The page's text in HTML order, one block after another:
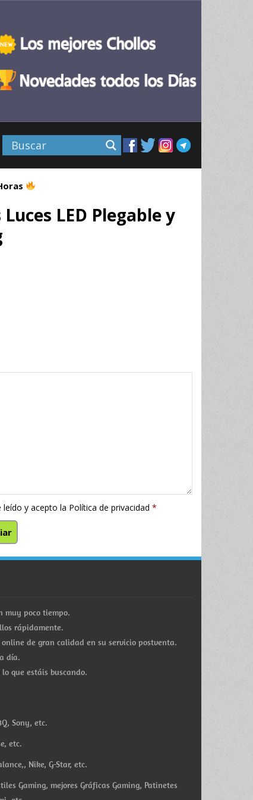
LED Plegable y
leído y acepto la Política de privacidad *
muy poco tiempo.
rápidamente.
de gran calidad en su servicio postventa.
día.
que estáis buscando.
Sony, etc.
etc.
Nike, G-Star, etc.
Gaming, mejores Gráficas Gaming, Patinetes